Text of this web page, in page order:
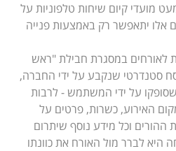
מועדי קיום שיחות טלפוניות על
אלו יתאפשר רק באמצעות פנייה
לאורחים במסגרת חבילת "ראש
סטנדרטי שנקבע על ידי החברה,
שסופקו על ידי המשתמש - לרבות
האירוע, כשרות, פרטים על
וכל מידע נוסף שיתרום
לברר מול האורח את כוונתו